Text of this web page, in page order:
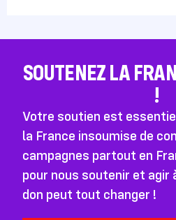
SOUTENEZ LA
!
Votre soutien est
la France insoumise de
campagnes partout en
pour nous soutenir et agir
don peut tout changer !